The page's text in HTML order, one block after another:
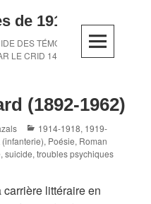
de 1914-1918
DES TÉMOINS DE LA
LE CRID 14-18
(1892-1962)
Categories
1914-1918, 1919-
, Poésie, Roman
,suicide,troubles psychiques
littéraire en